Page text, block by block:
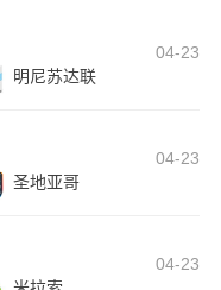
04-23
明尼苏达联
04-23
圣地亚哥
04-23